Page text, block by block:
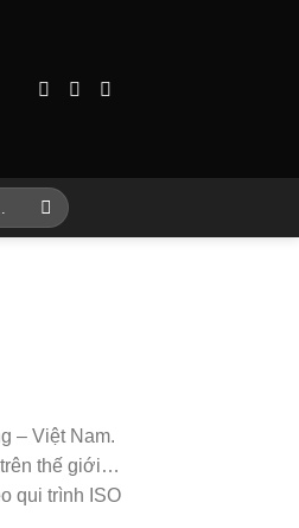
– Việt Nam.
trên thế giới…
qui trình ISO